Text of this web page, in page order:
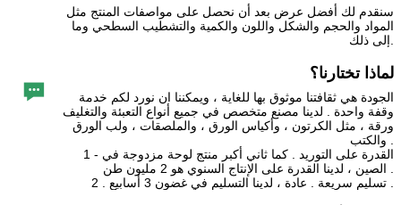
سنقدم لك أفضل عرض بعد أن نحصل على مواصفات المنتج مثل
المواد والحجم والشكل واللون والكمية والتشطيب السطحي وما

لماذا تختارنا؟
الجودة هي ثقافتنا موثوق بها للغاية ، ويمكننا ان نورد لكم خدمة
وقفة واحدة . لدينا مصنع متخصص في جميع أنواع التعبئة والتغليف
ورقة ، مثل الكرتون ، وأكياس الورق ، والملصقات ، ولب الورق
1 - القدرة على التوريد . كما ثاني أكبر منتج لوحة مزدوجة في
2 . تسليم سريعة . عادة ، لدينا التسليم في غضون 3 أسابيع .